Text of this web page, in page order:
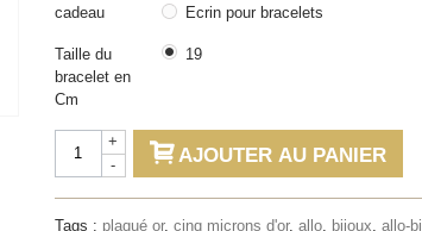
cadeau
Ecrin pour bracelets
Taille du
bracelet en
Cm
19
-
+
AJOUTER AU PANIER
Tags : plaqué or, cinq microns d'or, allo, bijoux, allo-